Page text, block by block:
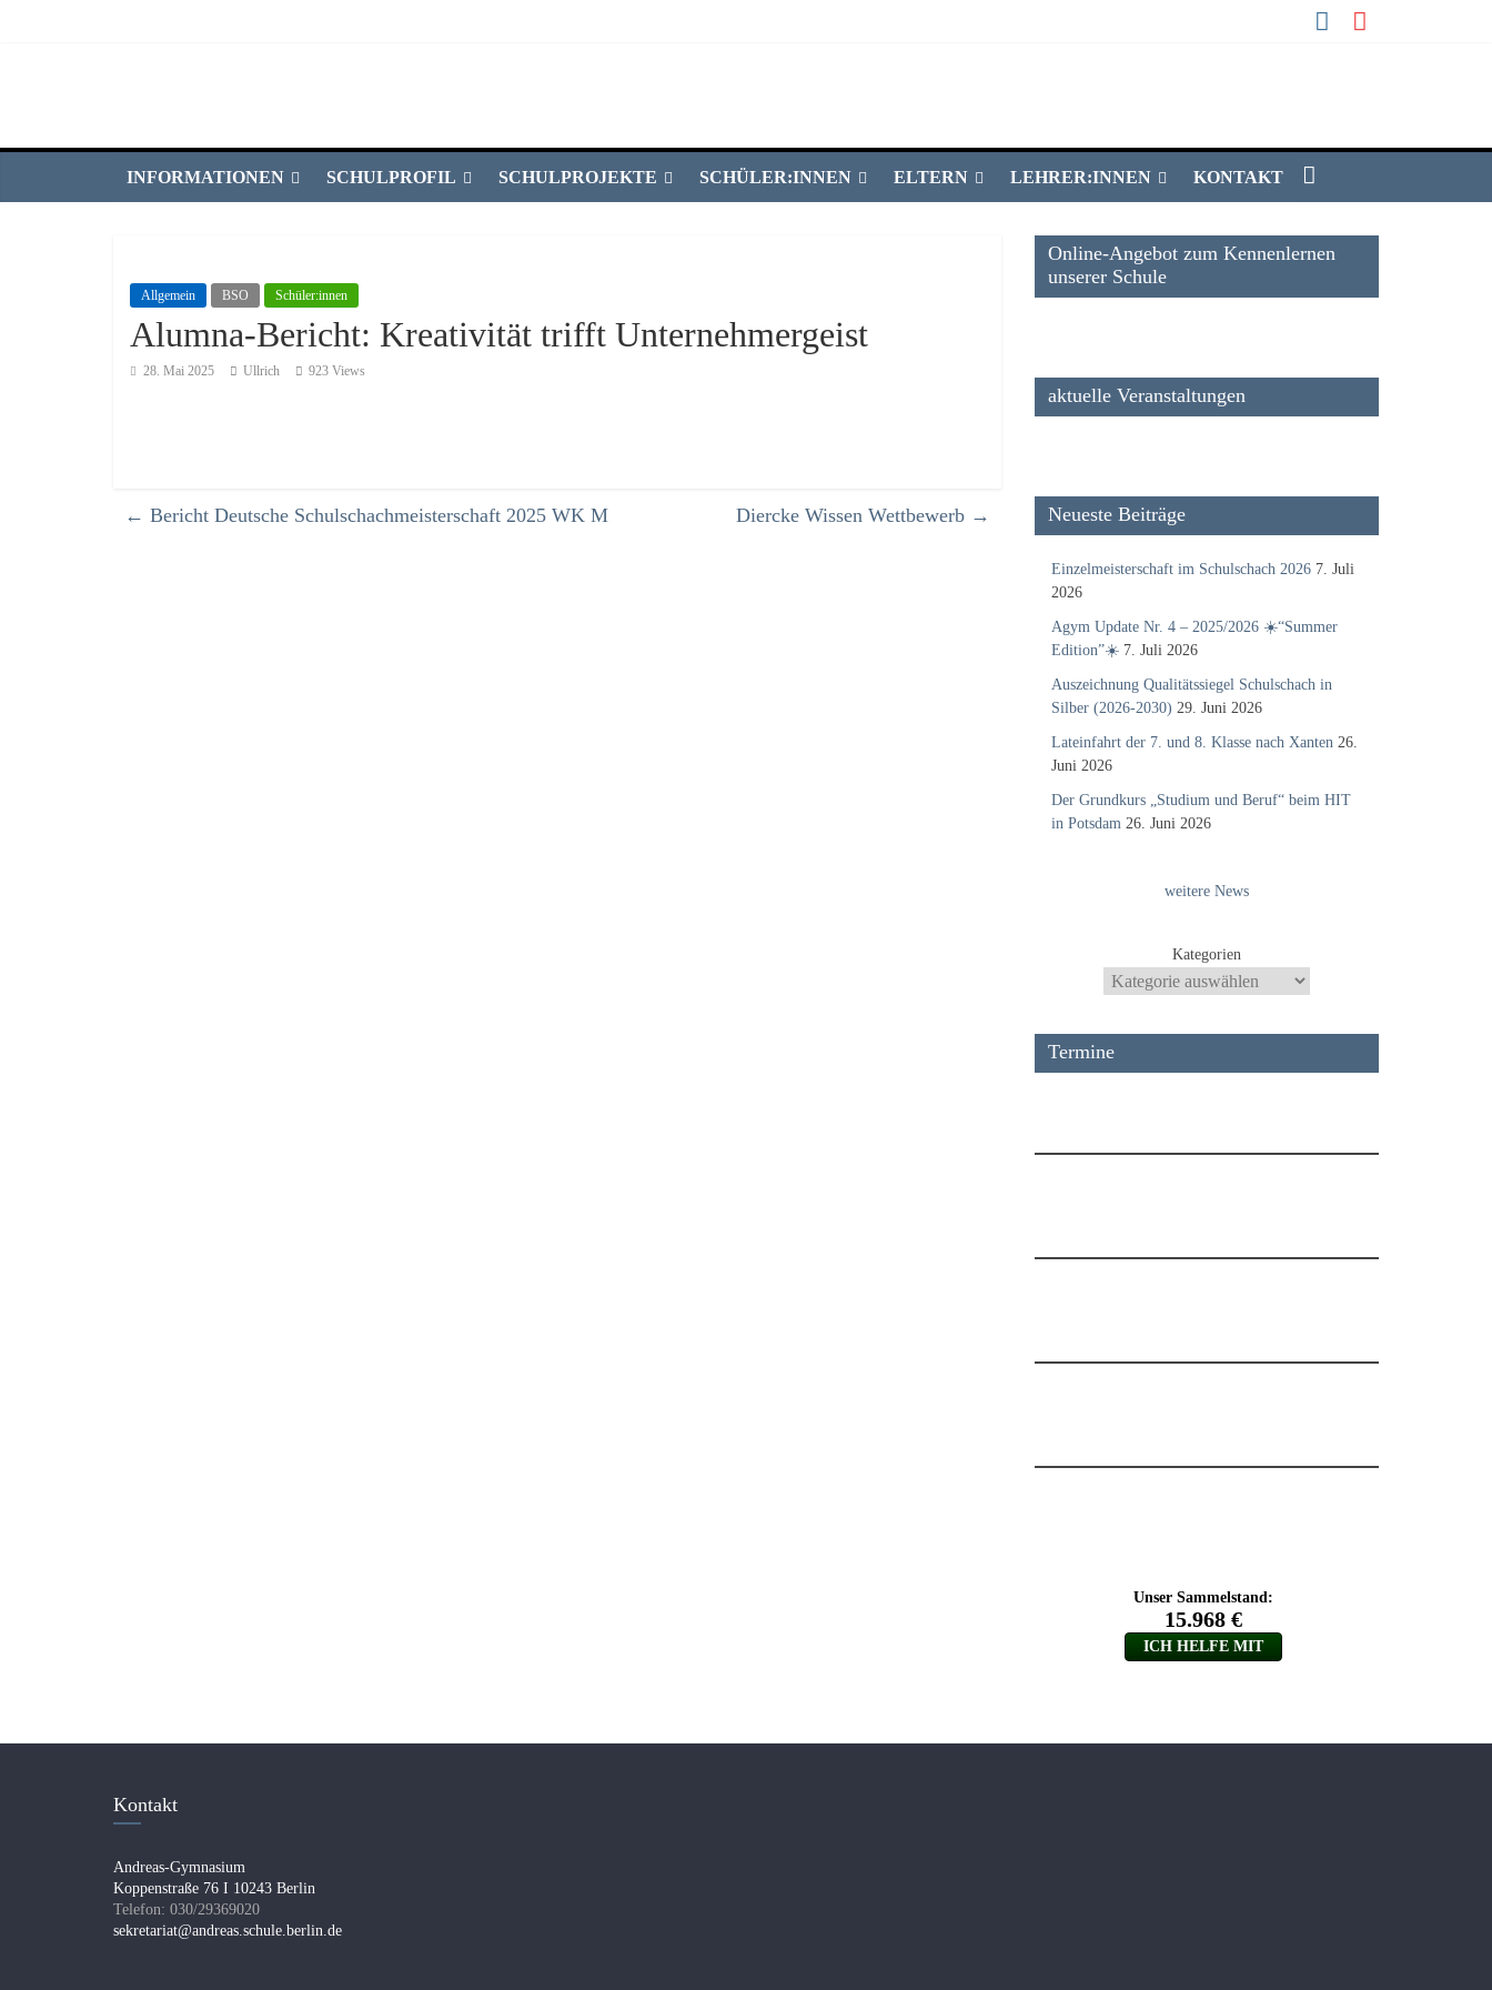
INFORMATIONEN SCHULPROFIL SCHULPROJEKTE SCHÜLER:INNEN ELTERN LEHRER:INNEN KONTAKT
Allgemein BSO Schüler:innen
Alumna-Bericht: Kreativität trifft Unternehmergeist
28. Mai 2025 Ullrich 923 Views
← Bericht Deutsche Schulschachmeisterschaft 2025 WK M Diercke Wissen Wettbewerb →
Online-Angebot zum Kennenlernen
unserer Schule
aktuelle Veranstaltungen
Neueste Beiträge
Einzelmeisterschaft im Schulschach 2026 7. Juli
2026
Agym Update Nr. 4 – 2025/2026 ☀️“Summer
Edition”☀️ 7. Juli 2026
Auszeichnung Qualitätssiegel Schulschach in
Silber (2026-2030) 29. Juni 2026
Lateinfahrt der 7. und 8. Klasse nach Xanten 26.
Juni 2026
Der Grundkurs „Studium und Beruf“ beim HIT
in Potsdam 26. Juni 2026
weitere News
Kategorien
Termine
Kontakt
Andreas-Gymnasium
Koppenstraße 76 I 10243 Berlin
Telefon: 030/29369020
sekretariat@andreas.schule.berlin.de